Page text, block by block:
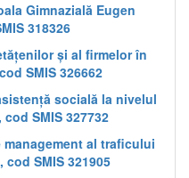
Gimnazială Eugen
318326
și al firmelor în
SMIS 326662
socială la nivelul
SMIS 327732
al traficului
SMIS 321905